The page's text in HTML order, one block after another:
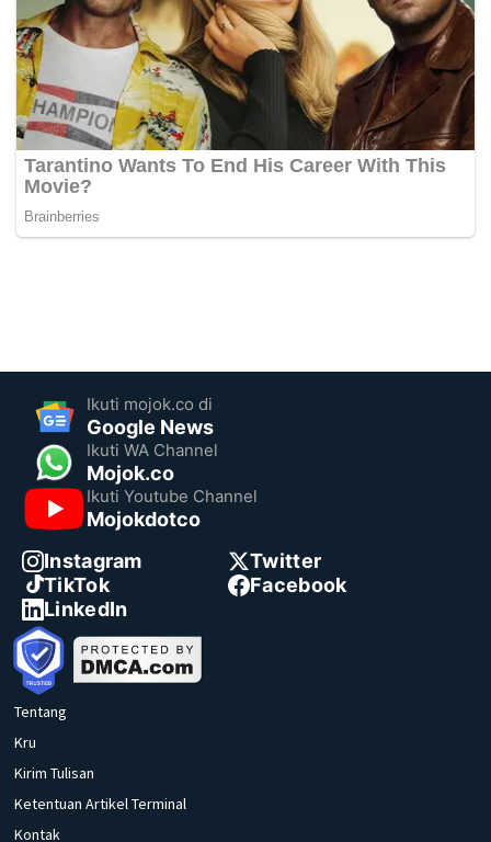
Ikuti mojok.co di
Google News
Ikuti WA Channel
Mojok.co
Ikuti Youtube Channel
Mojokdotco
Instagram
Twitter
TikTok
Facebook
LinkedIn
Tentang
Kru
Kirim Tulisan
Ketentuan Artikel Terminal
Kontak